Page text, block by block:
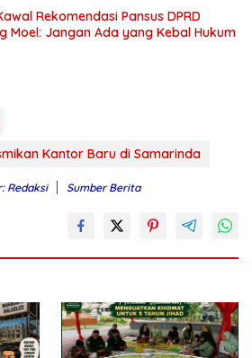
Rekomendasi Pansus DPRD
Moel: Jangan Ada yang Kebal Hukum
Kantor Baru di Samarinda
Redaksi Sumber Berita